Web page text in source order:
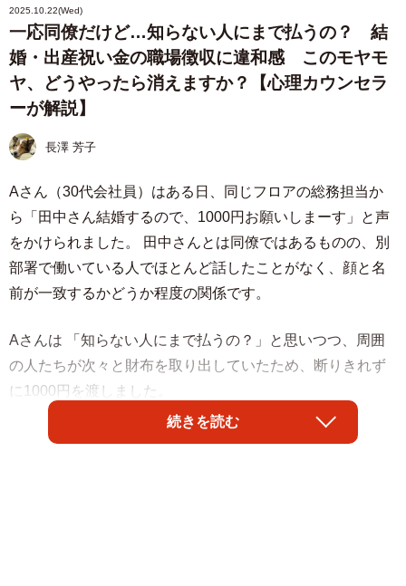
2025.10.22(Wed)
一応同僚だけど…知らない人にまで払うの？ 結
婚・出産祝い金の職場徴収に違和感 このモヤモ
ヤ、どうやったら消えますか？【心理カウンセラ
ーが解説】
長澤 芳子
Aさん（30代会社員）はある日、同じフロアの総務担当か
ら「田中さん結婚するので、1000円お願いしまーす」と声
をかけられました。 田中さんとは同僚ではあるものの、別
部署で働いている人でほとんど話したことがなく、顔と名
前が一致するかどうか程度の関係です。
Aさんは 「知らない人にまで払うの？」と思いつつ、周囲
の人たちが次々と財布を取り出していたため、断りきれず
に1000円を渡しました。
続きを読む